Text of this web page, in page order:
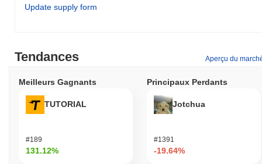
Update supply form
Tendances Aperçu du
Meilleurs Gagnants
TUTORIAL
#189
131.12%
Principaux Perdants
Jotchua
#1391
-19.64%